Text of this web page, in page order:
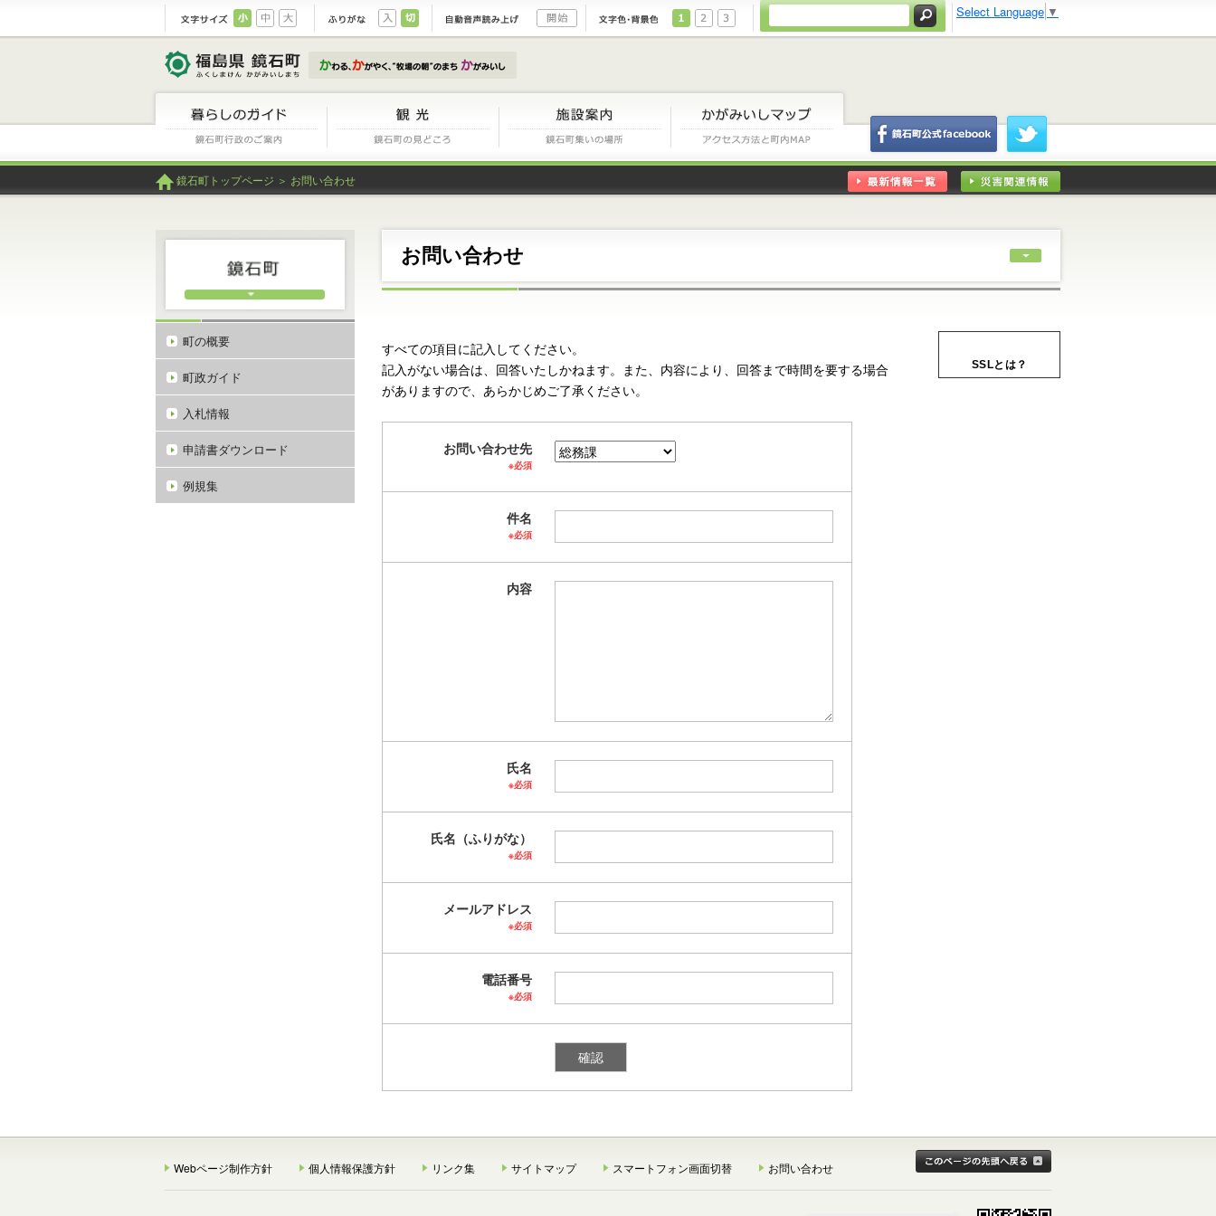
文字サイズ：小
文字サイズ：中
文字サイズ：大 ふりがな：ON
ふりがな：OFF 音声読み上げ：スタート背景色変更：1
背景色変更：2 Select Language ▼
鏡石町facebookl
鏡石町twitter
鏡石町トップページ ＞ お問い合わせ 最新情報一覧
町の概要
町政ガイド
入札情報
申請書ダウンロード
例規集
お問い合わせ
SSLとは？
すべての項目に記入してください。
記入がない場合は、回答いたしかねます。また、内容により、回答まで時間を要する場合
がありますので、あらかじめご了承ください。
お問い合わせ先
※必須
件名
※必須
内容
氏名
※必須
氏名（ふりがな）
※必須
メールアドレス
※必須
電話番号
※必須
Webページ制作方針 個人情報保護方針 リンク集 サイトマップ スマートフォン画面切替 お問い合わせ